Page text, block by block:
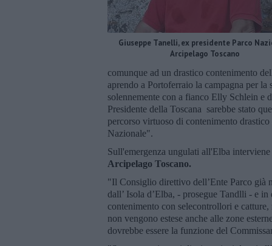
Giuseppe Tanelli, ex presidente Parco
Arcipelago Toscano
comunque ad un drastico contenimento
aprendo a Portoferraio la campagna per
solennemente con a fianco Elly Schlein e
Presidente della Toscana sarebbe stato
percorso virtuoso di contenimento
Nazionale".
Sull'emergenza ungulati all'Elba interviene
Arcipelago Toscano.
"Il Consiglio direttivo dell’Ente Parco già
dall’ Isola d’Elba, - prosegue Tandlli - e
contenimento con selecontrollori e
non vengono estese anche alle zone
dovrebbe essere la funzione del